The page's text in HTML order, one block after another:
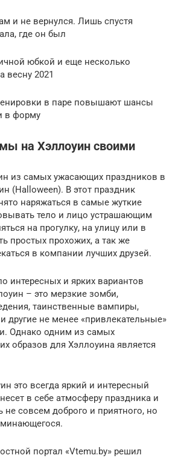
и не вернулся. Лишь спустя
где он был
юбкой и еще несколько
весну 2021
в паре повышают шансы
в форму
на Хэллоуин своими
из самых ужасающих праздников в
(Halloween). В этот праздник
наряжаться в самые жуткие
тело и лицо устрашающим
на прогулку, на улицу или в
простых прохожих, а так же
в компании лучших друзей.
интересных и ярких вариантов
– это мерзкие зомби,
таинственные вампиры,
другие не менее «привлекательные»
Однако одним из самых
образов для Хэллоуина является
это всегда яркий и интересный
в себе атмосферу праздника и
не совсем доброго и приятного, но
портал «Vtemu.by» решил